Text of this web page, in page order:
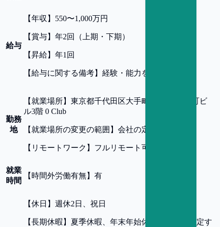
給与
【年収 】 550〜1,000万円
【 賞与】 年2回（上期・下期）
【昇給】 年1回
【給与に関する備考】 経験・能力を考慮し決定
勤務
地
【 就業場所】 東京都千代田区大手町2-2-1 新大手町ビ
ル3階 0 Club
【 就業場所の変更の範囲 】 会社の定める場所
【 リモートワーク 】 フルリモート可
就業
時間
【 時間外労働有無】 有
【休日 】 週休2日、祝日
【長期休暇 】 夏季休暇、年末年始休暇、会社が指定す